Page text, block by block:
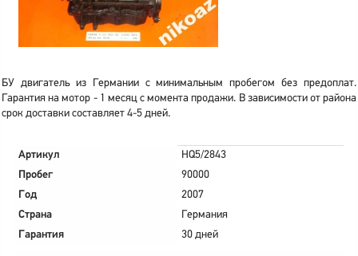
БУ двигатель из Германии с минимальным пробегом без предоплат.
Гарантия на мотор - 1 месяц с момента продажи. В зависимости от района
срок доставки составляет 4-5 дней.
Артикул
HQ5/2843
Пробег
90000
Год
2007
Страна
Германия
Гарантия
30 дней